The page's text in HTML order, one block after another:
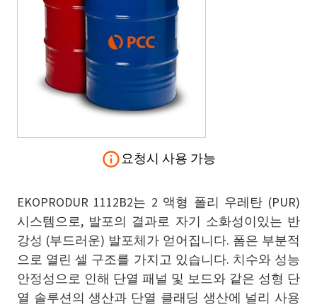
요청시 사용 가능
EKOPRODUR 1112B2는 2 액형 폴리 우레탄 (PUR)
시스템으로, 발포의 결과로 자기 소화성이있는 반
강성 (부드러운) 발포체가 얻어집니다. 폼은 부분적
으로 열린 셀 구조를 가지고 있습니다. 치수와 성능
안정성으로 인해 단열 패널 및 보드와 같은 성형 단
열 솔루션의 생산과 단열 클래딩 생산에 널리 사용